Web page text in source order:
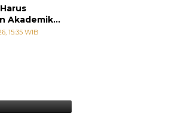
Akademik,
Mudah
15:35 WIB
tetapi
Membuat